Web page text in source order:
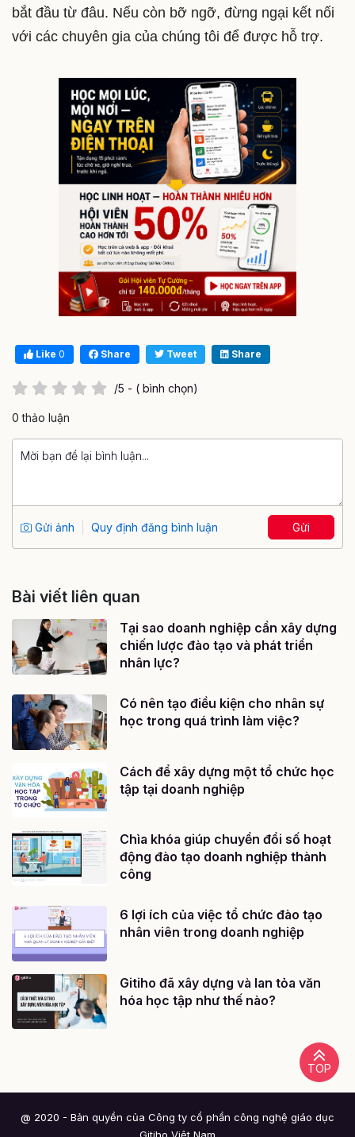
bắt đầu từ đâu. Nếu còn bỡ ngỡ, đừng ngại kết nối
với các chuyên gia của chúng tôi để được hỗ trợ.
Like 0 Share Tweet Share
/5 - ( bình chọn)
0 thảo luận
Gửi ảnh Quy định đăng bình luận Gửi
Bài viết liên quan
Tại sao doanh nghiệp cần xây dựng
chiến lược đào tạo và phát triển
nhân lực?
Có nên tạo điều kiện cho nhân sự
học trong quá trình làm việc?
Cách để xây dựng một tổ chức học
tập tại doanh nghiệp
Chìa khóa giúp chuyển đổi số hoạt
động đào tạo doanh nghiệp thành
công
6 lợi ích của việc tổ chức đào tạo
nhân viên trong doanh nghiệp
Gitiho đã xây dựng và lan tỏa văn
hóa học tập như thế nào?
TOP
@ 2020 - Bản quyền của Công ty cổ phần công nghệ giáo dục